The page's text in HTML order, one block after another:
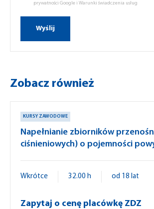
prywatności Google i Warunki świadczenia usług
Zobacz również
KURSY ZAWODOWE
Napełnianie zbiorników
ciśnieniowych) o pojemności
Wkrótce 32.00 h od 18 lat
Zapytaj o cenę placówkę ZDZ